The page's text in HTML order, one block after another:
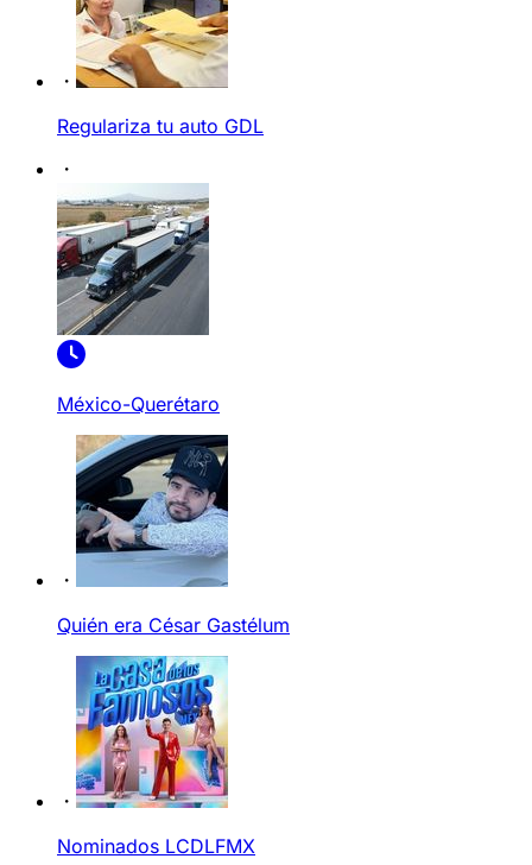
Regulariza tu auto GDL
México-Querétaro
Quién era César Gastélum
Nominados LCDLFMX